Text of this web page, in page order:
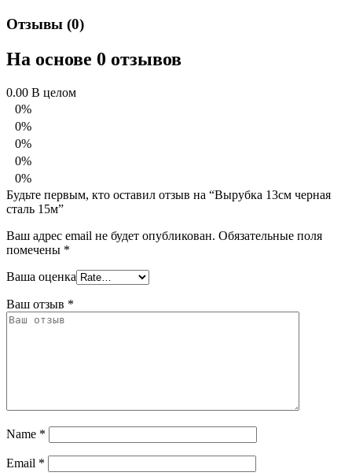
Отзывы (0)
На основе 0 отзывов
0.00 В целом
0%
0%
0%
0%
0%
Будьте первым, кто оставил отзыв на “Вырубка 13см черная
сталь 15м”
Ваш адрес email не будет опубликован. Обязательные поля
помечены *
Ваша оценка
Ваш отзыв *
Name *
Email *